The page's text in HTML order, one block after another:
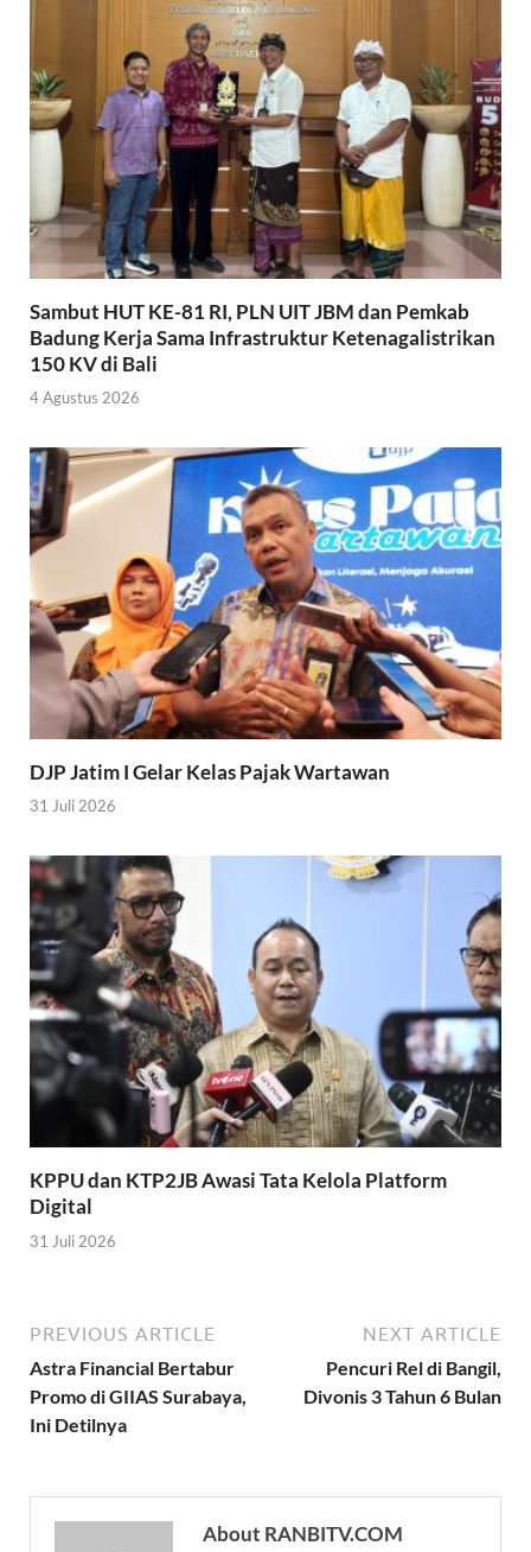
Sambut HUT KE-81 RI, PLN UIT JBM dan Pemkab
Badung Kerja Sama Infrastruktur Ketenagalistrikan
150 KV di Bali
4 Agustus 2026
DJP Jatim I Gelar Kelas Pajak Wartawan
31 Juli 2026
KPPU dan KTP2JB Awasi Tata Kelola Platform
Digital
31 Juli 2026
PREVIOUS ARTICLE
Astra Financial Bertabur
Promo di GIIAS Surabaya,
Ini Detilnya
NEXT ARTICLE
Pencuri Rel di Bangil,
Divonis 3 Tahun 6 Bulan
About RANBITV.COM